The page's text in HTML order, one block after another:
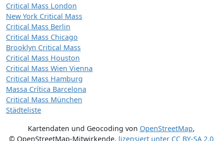
Critical Mass London
New York Critical Mass
Critical Mass Berlin
Critical Mass Chicago
Brooklyn Critical Mass
Critical Mass Houston
Critical Mass Wien Vienna
Critical Mass Hamburg
Massa Crítica Barcelona
Critical Mass München
Städteliste
Kartendaten und Geocoding von OpenStreetMap,
© OpenStreetMap-Mitwirkende, lizensiert unter CC BY-SA 2.0